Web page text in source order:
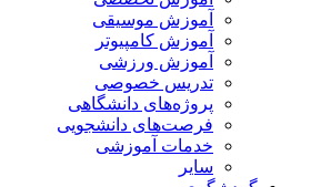
آموزش موسیقی
آموزش کامپیوتر
آموزش ورزشی
تدریس خصوصی
پروژه‌های دانشگاهی
فرصت‌های دانشجویی
خدمات آموزشی
سایر